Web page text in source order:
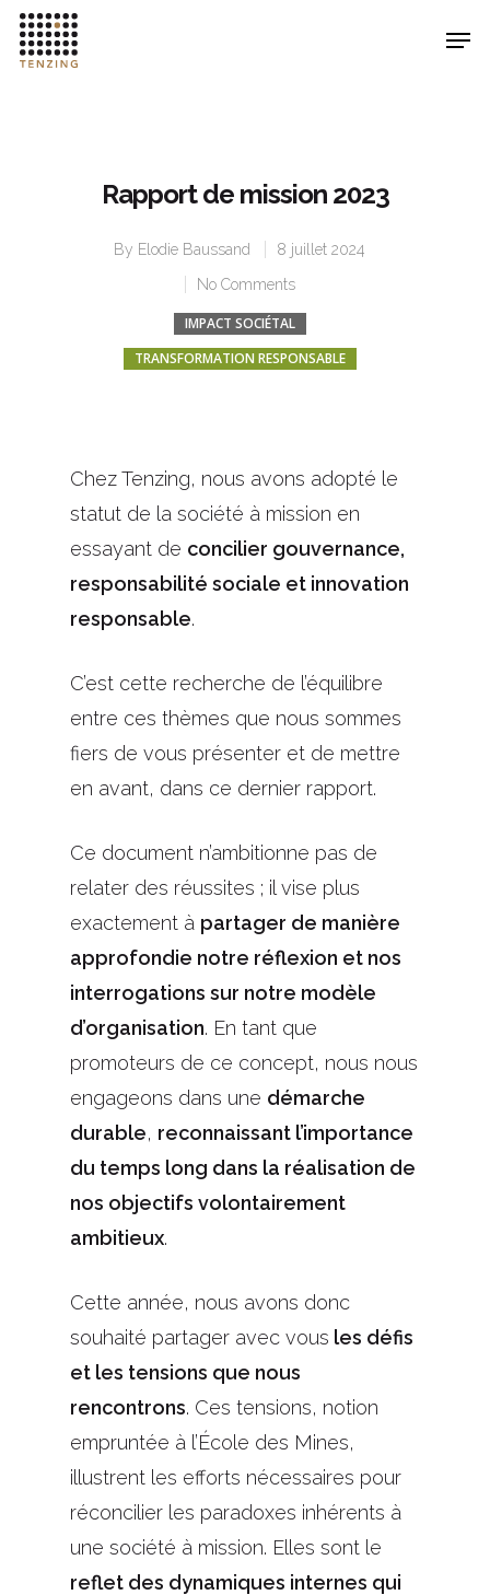
Rapport de mission 2023
By Elodie Baussand
8 juillet 2024
No Comments
IMPACT SOCIÉTAL
TRANSFORMATION RESPONSABLE
Chez Tenzing, nous avons adopté le
statut de la société à mission en
essayant de concilier gouvernance,
responsabilité sociale et innovation
responsable.
C’est cette recherche de l’équilibre
entre ces thèmes que nous sommes
fiers de vous présenter et de mettre
en avant, dans ce dernier rapport.
Ce document n’ambitionne pas de
relater des réussites ; il vise plus
exactement à partager de manière
approfondie notre réflexion et nos
interrogations sur notre modèle
d’organisation. En tant que
promoteurs de ce concept, nous nous
engageons dans une démarche
durable, reconnaissant l’importance
du temps long dans la réalisation de
nos objectifs volontairement
ambitieux.
Cette année, nous avons donc
souhaité partager avec vous les défis
et les tensions que nous
rencontrons. Ces tensions, notion
empruntée à l’École des Mines,
illustrent les efforts nécessaires pour
réconcilier les paradoxes inhérents à
une société à mission. Elles sont le
reflet des dynamiques internes qui